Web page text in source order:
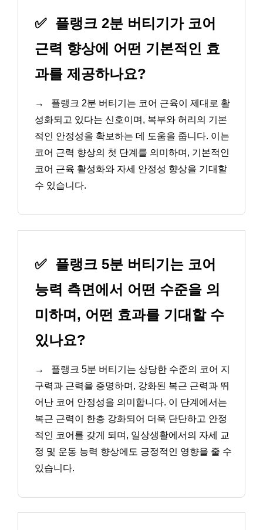
✅ 플랭크 2분 버티기가 코어
근력 향상에 어떤 기본적인 효
과를 제공하나요?
→
플랭크 2분 버티기는 코어 근육이 제대로 활
성화되고 있다는 신호이며, 복부와 허리의 기본
적인 안정성을 확보하는 데 도움을 줍니다. 이는
코어 근력 향상의 첫 단계를 의미하며, 기본적인
코어 근육 활성화와 자세 안정성 향상을 기대할
수 있습니다.
✅ 플랭크 5분 버티기는 코어
능력 측면에서 어떤 수준을 의
미하며, 어떤 효과를 기대할 수
있나요?
→
플랭크 5분 버티기는 상당한 수준의 코어 지
구력과 근력을 증명하며, 강화된 복근 근력과 뛰
어난 코어 안정성을 의미합니다. 이 단계에서는
복근 근력이 한층 강화되어 더욱 단단하고 안정
적인 코어를 갖게 되며, 일상생활에서의 자세 교
정 및 운동 능력 향상에도 긍정적인 영향을 줄 수
있습니다.